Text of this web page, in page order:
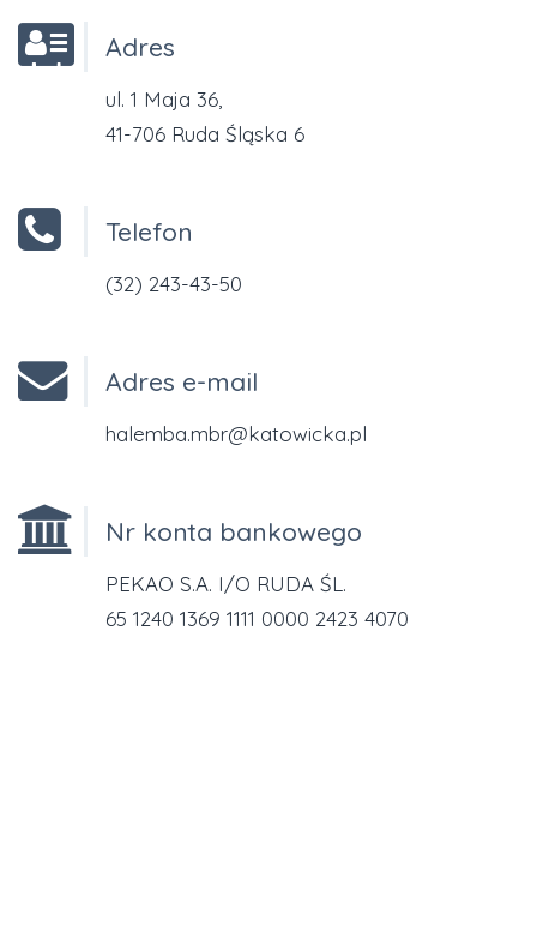
Adres
ul. 1 Maja 36,
41-706 Ruda Śląska 6
Telefon
(32) 243-43-50
Adres e-mail
halemba.mbr@katowicka.pl
Nr konta bankowego
PEKAO S.A. I/O RUDA ŚL.
65 1240 1369 1111 0000 2423 4070